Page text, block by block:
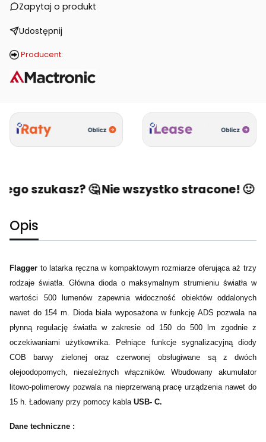
Zapytaj o produkt
Udostępnij
Producent:
szukasz? 🤔 Nie wszystko stracone! 🙂
Opis
Flagger to latarka ręczna w kompaktowym rozmiarze oferująca aż trzy
rodzaje światła. Główna dioda o maksymalnym strumieniu światła w
wartości 500 lumenów zapewnia widoczność obiektów oddalonych
nawet do 154 m. Dioda biała wyposażona w funkcję ADS pozwala na
płynną regulację światła w zakresie od 150 do 500 lm zgodnie z
oczekiwaniami użytkownika. Pełniące funkcje sygnalizacyjną diody
COB barwy zielonej oraz czerwonej obsługiwane są z dwóch
olejoodopornych, niezależnych włączników. Wbudowany akumulator
litowo-polimerowy pozwala na nieprzerwaną pracę urządzenia nawet do
15 h. Ładowany przy pomocy kabla USB- C.
Dane techniczne :